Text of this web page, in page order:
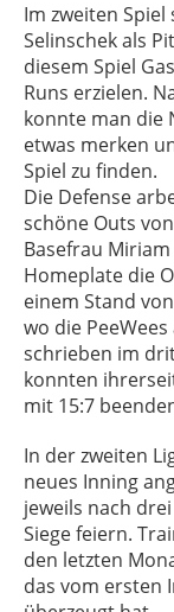
Im zweiten
Selinschek als
diesem Spiel
Runs erzielen.
konnte man die
etwas merken
Spiel zu finden.
Die Defense
schöne Outs
Basefrau
Homeplate die
einem Stand
wo die
schrieben im
konnten
mit 15:7
In der zweiten
neues Inning
jeweils nach
Siege feiern.
den letzten
das vom ersten